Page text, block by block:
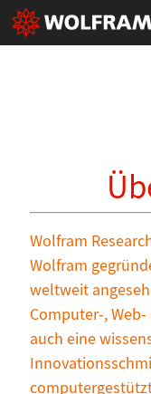
Wolfram
Wolfram
weltweit
Computer-,
auch eine